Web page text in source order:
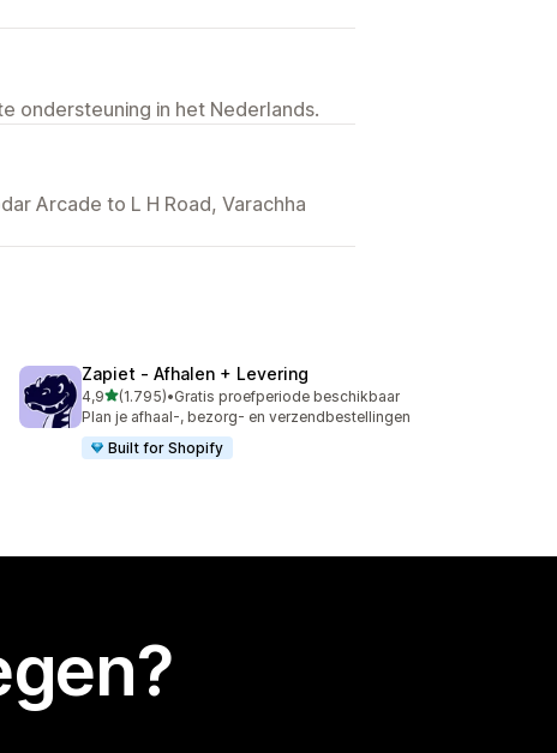
ondersteuning in het Nederlands.
Arcade to L H Road, Varachha
Zapiet ‑ Afhalen + Levering
4,9van 5 sterren
(1.795)
1795 recensies in totaal
•Gratis proefperiode beschikbaar
Plan je afhaal-, bezorg- en verzendbestellingen
Built for Shopify